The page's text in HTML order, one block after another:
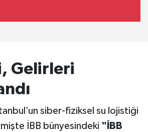
Gelirleri
siber-fiziksel su lojistiği
İBB bünyesindeki "İBB